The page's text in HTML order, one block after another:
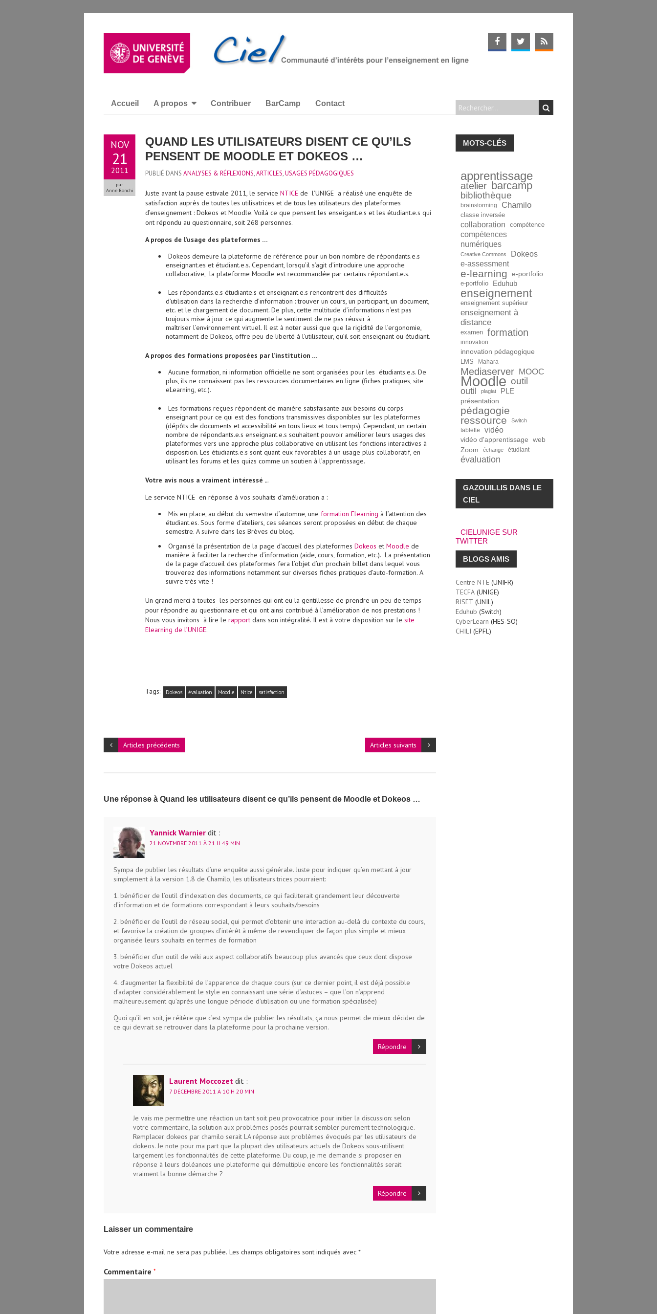
Accueil A propos Contribuer BarCamp Contact
NOV
21
2011
par
Anne Ronchi
QUAND LES UTILISATEURS DISENT CE QU’ILS
PENSENT DE MOODLE ET DOKEOS …
PUBLIÉ DANS ANALYSES & RÉFLEXIONS,ARTICLES,USAGES PÉDAGOGIQUES
Juste avant la pause estivale 2011, le service NTICE de l’UNIGE a réalisé une enquête de
satisfaction auprès de toutes les utilisatrices et de tous les utilisateurs des plateformes
d’enseignement : Dokeos et Moodle. Voilà ce que pensent les enseigant.e.s et les étudiant.e.s qui
ont répondu au questionnaire, soit 268 personnes.
A propos de l’usage des plateformes …
Dokeos demeure la plateforme de référence pour un bon nombre de répondants.e.s
enseignant.es et étudiant.e.s. Cependant, lorsqu’il s’agit d’introduire une approche
collaborative, la plateforme Moodle est recommandée par certains répondant.e.s.
Les répondants.e.s étudiante.s et enseignant.e.s rencontrent des difficultés
d’utilisation dans la recherche d’information : trouver un cours, un participant, un document,
etc. et le chargement de document. De plus, cette multitude d’informations n‘est pas
toujours mise à jour ce qui augmente le sentiment de ne pas réussir à
maîtriser l’environnement virtuel. Il est à noter aussi que que la rigidité de l’ergonomie,
notamment de Dokeos, offre peu de liberté à l’utilisateur, qu’il soit enseignant ou étudiant.
A propos des formations proposées par l’institution …
Aucune formation, ni information officielle ne sont organisées pour les étudiants.e.s. De
plus, ils ne connaissent pas les ressources documentaires en ligne (fiches pratiques, site
eLearning, etc.).
Les formations reçues répondent de manière satisfaisante aux besoins du corps
enseignant pour ce qui est des fonctions transmissives disponibles sur les plateformes
(dépôts de documents et accessibilité en tous lieux et tous temps). Cependant, un certain
nombre de répondants.e.s enseignant.e.s souhaitent pouvoir améliorer leurs usages des
plateformes vers une approche plus collaborative en utilisant les fonctions interactives à
disposition. Les étudiants.e.s sont quant eux favorables à un usage plus collaboratif, en
utilisant les forums et les quizs comme un soutien à l’apprentissage.
Votre avis nous a vraiment intéressé ...
Le service NTICE en réponse à vos souhaits d’amélioration a :
Mis en place, au début du semestre d’automne, une formation Elearning à l’attention des
étudiant.es. Sous forme d’ateliers, ces séances seront proposées en début de chaque
semestre. A suivre dans les Brèves du blog.
Organisé la présentation de la page d’accueil des plateformes Dokeos et Moodle de
manière à faciliter la recherche d’information (aide, cours, formation, etc.). La présentation
de la page d’accueil des plateformes fera l’objet d’un prochain billet dans lequel vous
trouverez des informations notamment sur diverses fiches pratiques d’auto-formation. A
suivre très vite !
Un grand merci à toutes les personnes qui ont eu la gentillesse de prendre un peu de temps
pour répondre au questionnaire et qui ont ainsi contribué à l’amélioration de nos prestations !
Nous vous invitons à lire le rapport dans son intégralité. Il est à votre disposition sur le site
Elearning de l’UNIGE.
Tags: Dokeos évaluation Moodle Ntice satisfaction
Articles suivants
Articles précédents
Une réponse à Quand les utilisateurs disent ce qu’ils pensent de Moodle et Dokeos …
Yannick Warnier dit :
21 NOVEMBRE 2011 À 21 H 49 MIN
Sympa de publier les résultats d’une enquête aussi générale. Juste pour indiquer qu’en mettant à jour
simplement à la version 1.8 de Chamilo, les utilisateurs.trices pourraient:
1. bénéficier de l’outil d’indexation des documents, ce qui faciliterait grandement leur découverte
d’information et de formations correspondant à leurs souhaits/besoins
2. bénéficier de l’outil de réseau social, qui permet d’obtenir une interaction au-delà du contexte du cours,
et favorise la création de groupes d’intérêt à même de revendiquer de façon plus simple et mieux
organisée leurs souhaits en termes de formation
3. bénéficier d’un outil de wiki aux aspect collaboratifs beaucoup plus avancés que ceux dont dispose
votre Dokeos actuel
4. d’augmenter la flexibilité de l’apparence de chaque cours (sur ce dernier point, il est déjà possible
d’adapter considérablement le style en connaissant une série d’astuces – que l’on n’apprend
malheureusement qu’après une longue période d’utilisation ou une formation spécialisée)
Quoi qu’il en soit, je réitère que c’est sympa de publier les résultats, ça nous permet de mieux décider de
ce qui devrait se retrouver dans la plateforme pour la prochaine version.
Répondre
Laurent Moccozet dit :
7 DÉCEMBRE 2011 À 10 H 20 MIN
Je vais me permettre une réaction un tant soit peu provocatrice pour initier la discussion: selon
votre commentaire, la solution aux problèmes posés pourrait sembler purement technologique.
Remplacer dokeos par chamilo serait LA réponse aux problèmes évoqués par les utilisateurs de
dokeos. Je note pour ma part que la plupart des utilisateurs actuels de Dokeos sous-utilisent
largement les fonctionnalités de cette plateforme. Du coup, je me demande si proposer en
réponse à leurs doléances une plateforme qui démultiplie encore les fonctionnalités serait
vraiment la bonne démarche ?
Répondre
Laisser un commentaire
Votre adresse e-mail ne sera pas publiée. Les champs obligatoires sont indiqués avec *
Commentaire *
MOTS-CLÉS
apprentissage
atelier barcamp
bibliothèque
brainstorming Chamilo
classe inversée
collaboration compétence
compétences
numériques
Creative Commons
Dokeos
e-assessment
e-learning e-portfolio
e-portfolio Eduhub
enseignement
enseignement supérieur
enseignement à
distance
examen formation
innovation
innovation pédagogique
LMS Mahara
Mediaserver MOOC
Moodle outil
outil plagiat PLE
présentation
pédagogie
ressource
Switch
tablette vidéo
vidéo d'apprentissage web
Zoom échange étudiant
évaluation
GAZOUILLIS DANS LE
CIEL
CIELUNIGE SUR
TWITTER
BLOGS AMIS
Centre NTE (UNIFR)
TECFA (UNIGE)
RISET (UNIL)
Eduhub (Switch)
CyberLearn (HES-SO)
CHILI (EPFL)